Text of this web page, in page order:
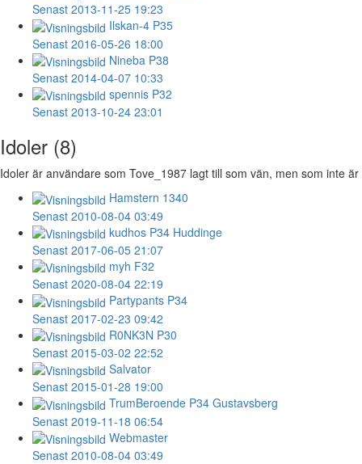
Senast 2013-11-25 19:23
Ilskan-4 P35
Senast 2016-05-26 18:00
Nineba P38
Senast 2014-04-07 10:33
spennis P32
Senast 2013-10-24 23:01
Idoler (8)
Idoler är användare som Tove_1987 lagt till som vän, men som inte
Hamstern 1340
Senast 2010-08-04 03:49
kudhos P34 Huddinge
Senast 2017-06-05 21:07
myh F32
Senast 2020-08-04 22:19
Partypants P34
Senast 2017-02-23 09:42
R0NK3N P30
Senast 2015-03-02 22:52
Salvator
Senast 2015-01-28 19:00
TrumBeroende P34 Gustavsberg
Senast 2019-11-18 06:54
Webmaster
Senast 2010-08-04 03:49